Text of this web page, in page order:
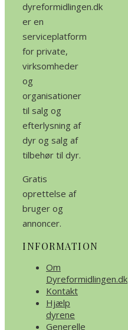
dyreformidlingen.dk
er en
serviceplatform
for private,
virksomheder
og
organisationer
til salg og
efterlysning af
dyr og salg af
tilbehør til dyr.
Gratis
oprettelse af
bruger og
annoncer.
INFORMATION
Om
Dyreformidlingen.dk
Kontakt
Hjælp
dyrene
Generelle